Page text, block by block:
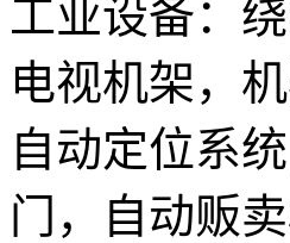
工业设备：
电视机架，
自动定位系
门，自动贩卖